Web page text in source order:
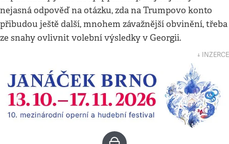
nejasná odpověď na otázku, zda na Trumpovo konto
přibudou ještě další, mnohem závažnější obvinění, třeba
ze snahy ovlivnit volební výsledky v Georgii.
↓ INZERCE